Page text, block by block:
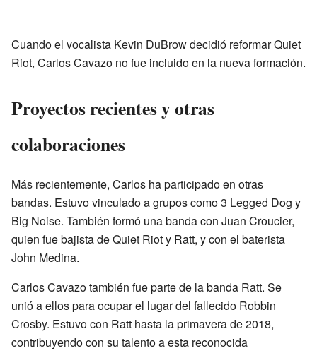
Cuando el vocalista Kevin DuBrow decidió reformar Quiet
Riot, Carlos Cavazo no fue incluido en la nueva formación.
Proyectos recientes y otras
colaboraciones
Más recientemente, Carlos ha participado en otras
bandas. Estuvo vinculado a grupos como 3 Legged Dog y
Big Noise. También formó una banda con Juan Croucier,
quien fue bajista de Quiet Riot y Ratt, y con el baterista
John Medina.
Carlos Cavazo también fue parte de la banda Ratt. Se
unió a ellos para ocupar el lugar del fallecido Robbin
Crosby. Estuvo con Ratt hasta la primavera de 2018,
contribuyendo con su talento a esta reconocida